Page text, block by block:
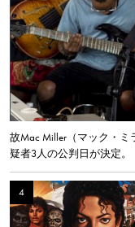
故Mac Miller（マック・
疑者3人の公判日が決定。